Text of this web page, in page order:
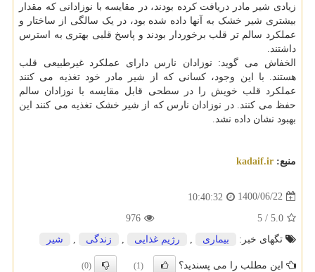
زیادی شیر مادر دریافت کرده بودند، در مقایسه با نوزادانی که مقدار
بیشتری شیر خشک به آنها داده شده بود، در یک سالگی از ساختار و
عملکرد سالم تر قلب برخوردار بودند و پاسخ قلبی بهتری به استرس
داشتند.
الخفاش می گوید: نوزادان نارس دارای عملکرد غیرطبیعی قلب
هستند. با این وجود، کسانی که از شیر مادر خود تغذیه می کنند
عملکرد قلب خویش را در سطحی قابل مقایسه با نوزادان سالم
حفظ می کنند. در نوزادان نارس که از شیر خشک تغذیه می کنند این
بهبود نشان داده نشد.
منبع: kadaif.ir
1400/06/22
10:40:32
5.0
/
5
976
تگهای خبر:
بیماری رژیم غذایی زندگی شیر
این مطلب را می پسندید؟ (1)
(0)